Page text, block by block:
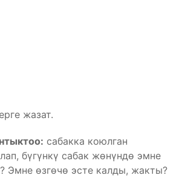
жазат.
сабакка коюлган
бүгүнкү сабак жөнүндө эмне
Эмне өзгөчө эсте калды, жакты?